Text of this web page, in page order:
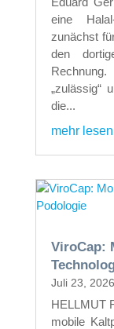
eine
zunächst
den
„zulässig“
die...
mehr
ViroCap:
Juli 23, 2026
HELLMUT
mobile